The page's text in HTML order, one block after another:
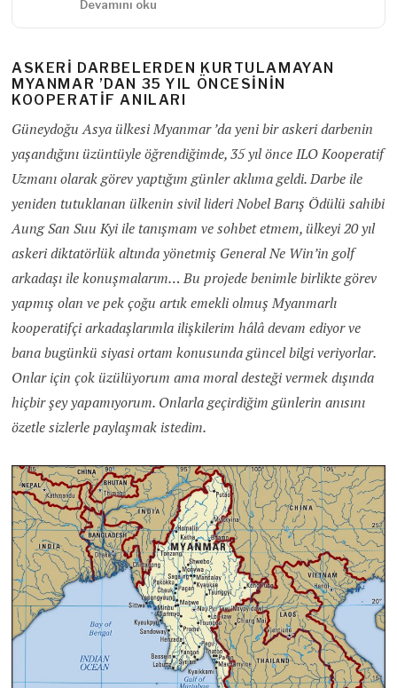
Devamını oku
ASKERI DARBELERDEN KURTULAMAYAN
MYANMAR ’DAN 35 YIL ÖNCESININ
KOOPERATIF ANILARI
Güneydoğu Asya ülkesi Myanmar ’da yeni bir askeri darbenin
yaşandığını üzüntüyle öğrendiğimde, 35 yıl önce ILO Kooperatif
Uzmanı olarak görev yaptığım günler aklıma geldi. Darbe ile
yeniden tutuklanan ülkenin sivil lideri Nobel Barış Ödülü sahibi
Aung San Suu Kyi ile tanışmam ve sohbet etmem, ülkeyi 20 yıl
askeri diktatörlük altında yönetmiş General Ne Win’in golf
arkadaşı ile konuşmalarım… Bu projede benimle birlikte görev
yapmış olan ve pek çoğu artık emekli olmuş Myanmarlı
kooperatifçi arkadaşlarımla ilişkilerim hâlâ devam ediyor ve
bana bugünkü siyasi ortam konusunda güncel bilgi veriyorlar.
Onlar için çok üzülüyorum ama moral desteği vermek dışında
hiçbir şey yapamıyorum. Onlarla geçirdiğim günlerin anısını
özetle sizlerle paylaşmak istedim.